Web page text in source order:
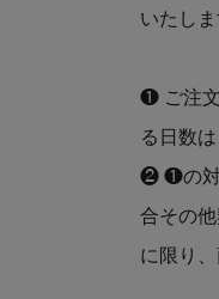
いたしま
❶ ご注
る日数
❷ ❶の対
合その
に限り